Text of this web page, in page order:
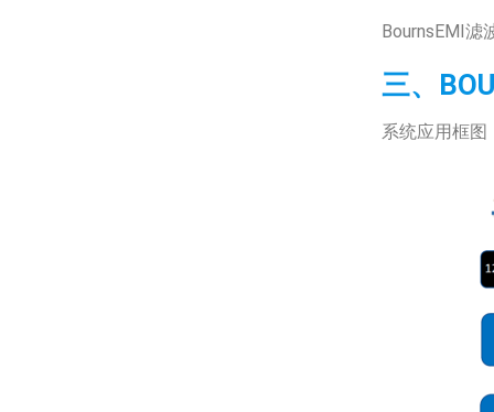
BournsEMI滤
三、
系统应用框图